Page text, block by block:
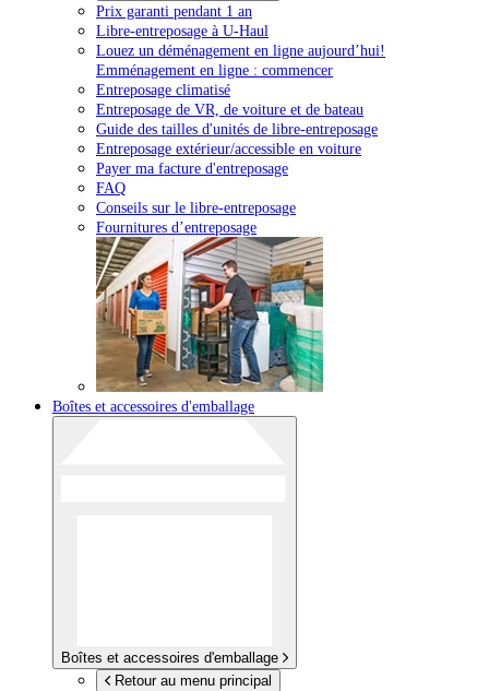
Prix garanti pendant 1 an
Libre-entreposage à U-Haul
Louez un déménagement en ligne aujourd’hui!
Emménagement en ligne : commencer
Entreposage climatisé
Entreposage de VR, de voiture et de bateau
Guide des tailles d'unités de libre-entreposage
Entreposage extérieur/accessible en voiture
Payer ma facture d'entreposage
FAQ
Conseils sur le libre-entreposage
Fournitures d’entreposage
Boîtes et accessoires d'emballage
Boîtes et accessoires d'emballage
Retour au menu principal